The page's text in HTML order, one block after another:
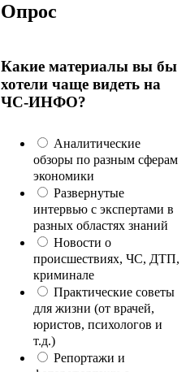
Опрос
Какие материалы вы бы
хотели чаще видеть на
ЧС-ИНФО?
Аналитические
обзоры по разным сферам
экономики
Развернутые
интервью с экспертами в
разных областях знаний
Новости о
происшествиях, ЧС, ДТП,
криминале
Практические советы
для жизни (от врачей,
юристов, психологов и
т.д.)
Репортажи и